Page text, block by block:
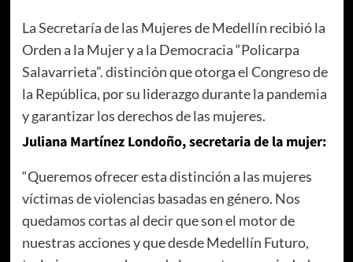
La Secretaría de las Mujeres de Medellín recibió la
Orden a la Mujer y a la Democracia “Policarpa
Salavarrieta”. distinción que otorga el Congreso de
la República, por su liderazgo durante la pandemia
y garantizar los derechos de las mujeres.
Juliana Martínez Londoño, secretaria de la mujer:
“Queremos ofrecer esta distinción a las mujeres
víctimas de violencias basadas en género. Nos
quedamos cortas al decir que son el motor de
nuestras acciones y que desde Medellín Futuro,